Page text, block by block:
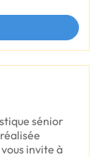
sénior
invite à